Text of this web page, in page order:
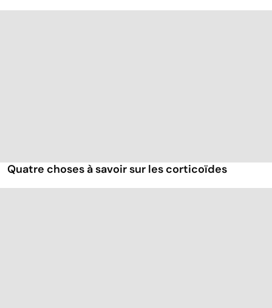
Quatre choses à savoir sur les corticoïdes